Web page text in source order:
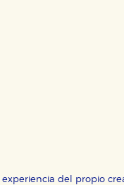
del propio